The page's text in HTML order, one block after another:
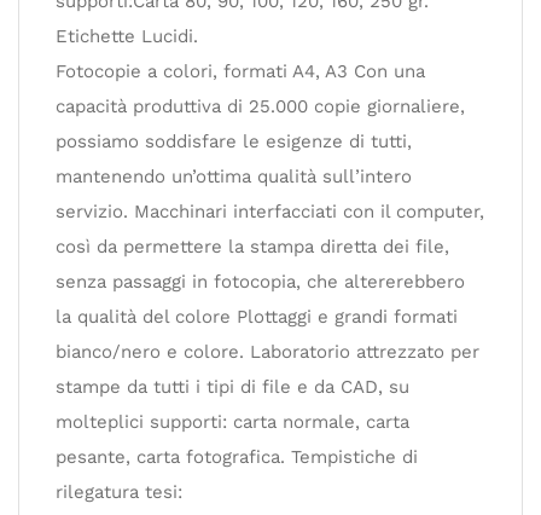
Etichette Lucidi.
Fotocopie a colori, formati A4, A3 Con una
capacità produttiva di 25.000 copie giornaliere,
possiamo soddisfare le esigenze di tutti,
mantenendo un’ottima qualità sull’intero
servizio. Macchinari interfacciati con il computer,
così da permettere la stampa diretta dei file,
senza passaggi in fotocopia, che altererebbero
la qualità del colore Plottaggi e grandi formati
bianco/nero e colore. Laboratorio attrezzato per
stampe da tutti i tipi di file e da CAD, su
molteplici supporti: carta normale, carta
pesante, carta fotografica. Tempistiche di
rilegatura tesi: